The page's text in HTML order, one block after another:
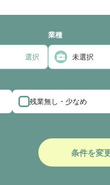
選択
業種
残業無し・少なめ
条件を変